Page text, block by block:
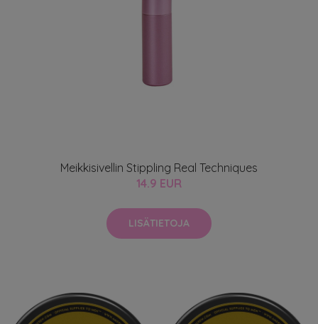
Meikkisivellin Stippling Real Techniques
14.9 EUR
LISÄTIETOJA